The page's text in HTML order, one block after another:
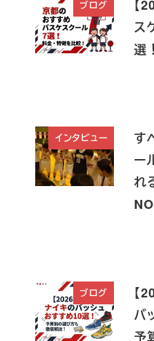
ブログ
【
ス
選
インタビュー
す
ー
れ
ブログ
【
バ
予